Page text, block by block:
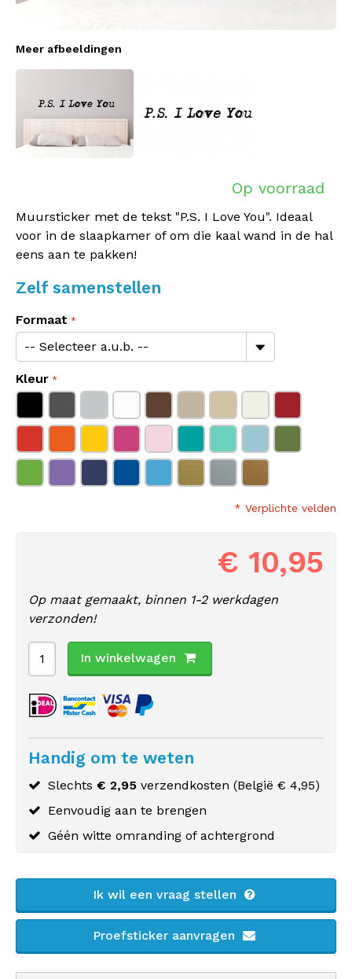
Meer afbeeldingen
Op voorraad
Muursticker met de tekst "P.S. I Love You". Ideaal
voor in de slaapkamer of om die kaal wand in de hal
eens aan te pakken!
Zelf samenstellen
Formaat
Kleur
* Verplichte velden
€ 10,95
Op maat gemaakt, binnen 1-2 werkdagen
verzonden!
In winkelwagen
Handig om te weten
Slechts € 2,95 verzendkosten (België € 4,95)
Eenvoudig aan te brengen
Géén witte omranding of achtergrond
Ik wil een vraag stellen
Proefsticker aanvragen